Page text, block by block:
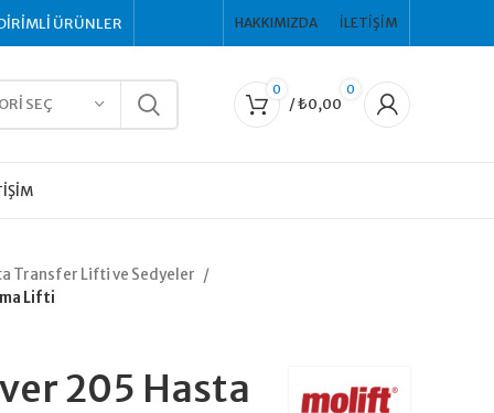
ÜRÜNLER HAKKIMIZDA İLETIŞIM
SEÇ
0 0
/₺0,00
Transfer Lifti ve Sedyeler
Lifti
205 Hasta